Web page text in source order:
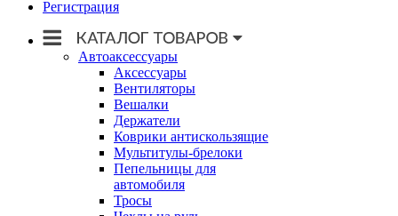
Регистрация
Автоаксессуары
Аксессуары
Вентиляторы
Вешалки
Держатели
Коврики антискользящие
Мультитулы-брелоки
Пепельницы для
автомобиля
Тросы